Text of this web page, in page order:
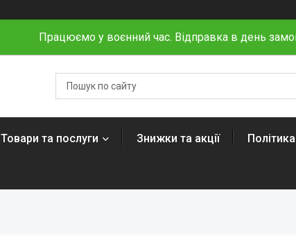
Працюємо у воєнний час. Відправка в день
Товари та послуги Знижки та акції